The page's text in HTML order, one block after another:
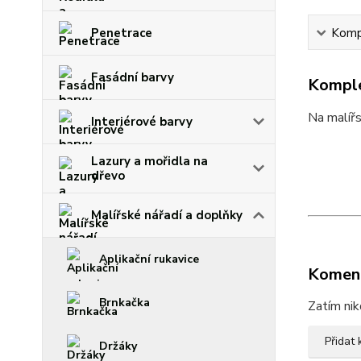
Penetrace
Fasádní barvy
Interiérové barvy
Lazury a mořidla na
dřevo
Malířské nářadí a doplňky
Aplikační rukavice
Brnkačka
Držáky
Na
Zatím
Přidat